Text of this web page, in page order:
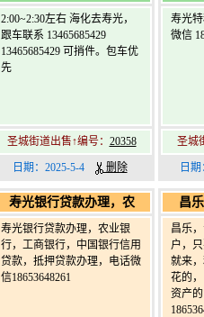
2:00~2:30左右 海化去寿光，
跟车联系 13465685429
13465685429 可捎件。包车优
先
圣城街道出售↑编号： 20358
日期：2025-5-4 删除
寿光
微信
圣城
日
寿光银行贷款办理，农
寿光银行贷款办理，农业银
行，工商银行，中国银行信用
贷款，抵押贷款办理，电话微
信18653648261
昌
昌乐
户，
就来
花的
资产